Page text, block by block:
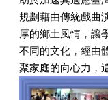
規劃藉由傳統戲曲
厚的鄉土風情，讓
不同的文化，經由
聚家庭的向心力，